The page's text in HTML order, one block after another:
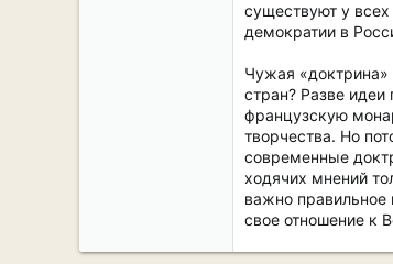
существуют у
демократии в
Чужая «доктрина»
стран? Разве идеи
французскую
творчества. Но
современные
ходячих мнений
важно правильное
свое отношение к